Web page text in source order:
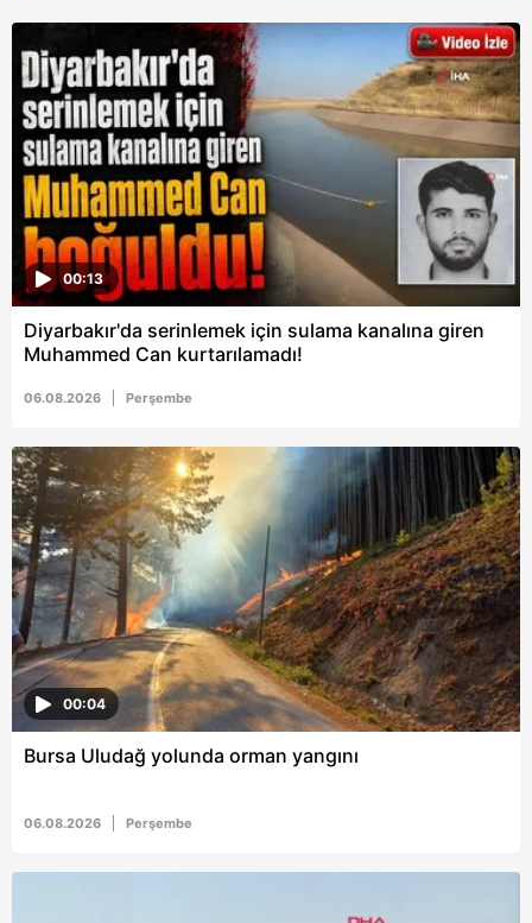
sınırlı olarak açık rızanız dahilinde kullanılacaktır.
Çerezlere ilişkin tercihlerinizi aşağıda yer alan panel
vasıtasıyla belirleyebilirsiniz. Çerezlere ilişkin detaylı bilgi
için Ayarlar butonuna tıklayabilir,
Çerez Bilgilendirme
Metnimiziziyaret edebilirsiniz.
6698 sayılı Kişisel Verilerin Korunması Kanunu uyarınca
hazırlanmış Aydınlatma Metnimizi okumak ve sitemizde
ilgili mevzuata uygun olarak kullanılan çerezlerle ilgili bilgi
almak için lütfentıklayınız.
00:13
Diyarbakır'da serinlemek için sulama kanalına giren
Muhammed Can kurtarılamadı!
06.08.2026 Perşembe
00:04
Bursa Uludağ yolunda orman yangını
06.08.2026 Perşembe